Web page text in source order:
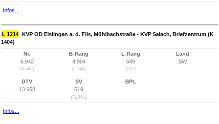
Infos...
L 1214 KVP OD Eislingen a. d. Fils, Mühlbachstraße - KVP Salach, Briefzentrum (K
1404)
Nr.
6.942
(4.442)
B-Rang
4.904
(2.544)
L-Rang
649
(501)
Land
BW
DTV
13.658
SV
519
(3,8%)
BPL
Infos...